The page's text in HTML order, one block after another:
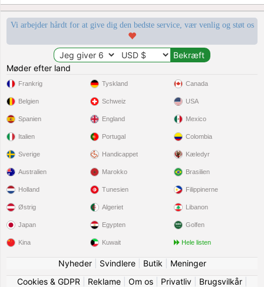
Vi arbejder hårdt for at give dig den bedste service, vær venlig og støt os
Møder efter land
Frankrig
Belgien
Spanien
Italien
Sverige
Tyskland
Schweiz
England
Portugal
Handicappet
Canada
USA
Mexico
Colombia
Kæledyr
Australien
Holland
Østrig
Japan
Kina
Marokko
Tunesien
Algeriet
Egypten
Kuwait
Brasilien
Filippinerne
Libanon
Golfen
Hele listen
Nyheder| Svindlere| Butik
Meninger
Cookies & GDPR
Reklame| Om os| Privatliv| Brugsvilkår|